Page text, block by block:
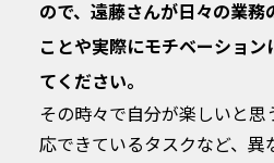
ので、遠藤さんが日々の業務
ことや実際にモチベーショ
てください。
その時々で自分が楽しいと思
応できているタスクなど、異